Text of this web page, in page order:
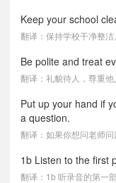
Keep your school
翻译：保持学校干净整洁。
Be polite and treat
翻译：礼貌待人，尊重他
Put up your hand if
a question.
翻译：如果你想问老师问
1b Listen to the first
翻译：1b 听录音的第一部